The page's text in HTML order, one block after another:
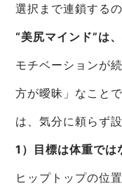
選択まで連鎖する
“美尻マインド”は
モチベーションが
方が曖昧」なこと
は、気分に頼らず
1）目標は体重では
ヒップトップの位置